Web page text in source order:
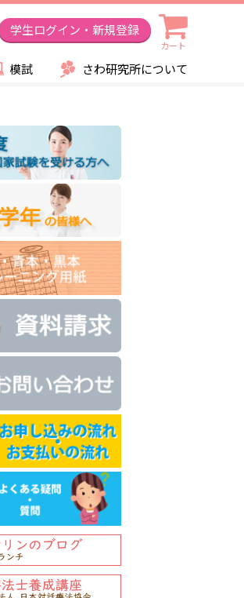
学生ログイン・新規登録
カート
模試 さわ研究所について